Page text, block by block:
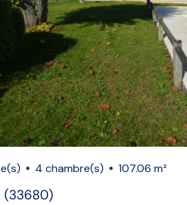
4 chambre(s) 107.06 m²
(33680)